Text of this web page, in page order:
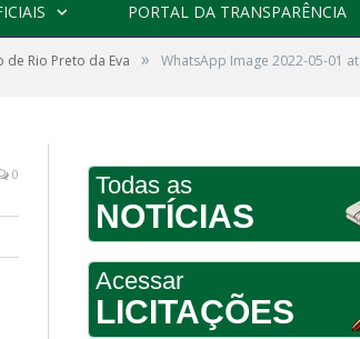
PORTAL DA TRANSPARÊNCIA
Rio Preto da Eva » WhatsApp Image 2022-05-01 at
0 Todas as
NOTÍCIAS
Acessar
LICITAÇÕES